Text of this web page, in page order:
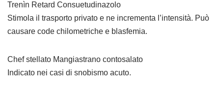
Trenìn Retard Consuetudinazolo
Stimola il trasporto privato e ne incrementa l’intensità. Può
causare code chilometriche e blasfemia.
Chef stellato Mangiastrano contosalato
Indicato nei casi di snobismo acuto.